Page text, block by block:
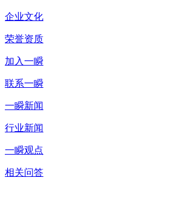
企业文化
荣誉资质
加入一瞬
联系一瞬
一瞬新闻
行业新闻
一瞬观点
相关问答